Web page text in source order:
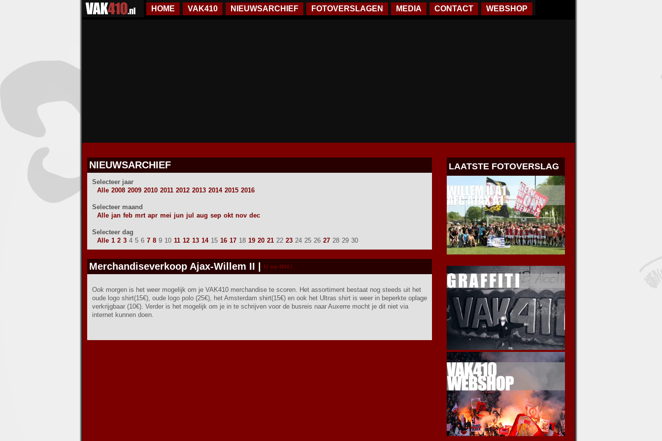
HOME VAK410 NIEUWSARCHIEF FOTOVERSLAGEN MEDIA CONTACT WEBSHOP
NIEUWSARCHIEF
Selecteer jaar
Alle 2008 2009 2010 2011 2012 2013 2014 2015 2016
Selecteer maand
Alle jan feb mrt apr mei jun jul aug sep okt nov dec
Selecteer dag
Alle 1 2 3 4 5 6 7 8 9 10 11 12 13 14 15 16 17 18 19 20 21 22 23 24 25 26 27 28 29 30
Merchandiseverkoop Ajax-Willem II 11 sep 2010 |
Ook morgen is het weer mogelijk om je VAK410 merchandise te scoren. Het assortiment bestaat nog steeds uit het
oude logo shirt(15€), oude logo polo (25€), het Amsterdam shirt(15€) en ook het Ultras shirt is weer in beperkte oplage
verkrijgbaar (10€). Verder is het mogelijk om je in te schrijven voor de busreis naar Auxerre mocht je dit niet via
internet kunnen doen.
LAATSTE FOTOVERSLAG